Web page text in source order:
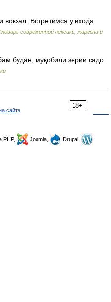
Встретимся у входа
современной лексики, жаргона и
18+
сайте
PHP, Joomla,
Drupal,